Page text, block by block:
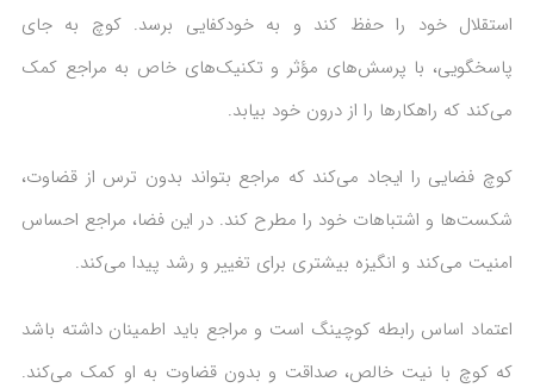
استقلال خود را حفظ کند و به خودکفایی برسد. کوچ به جای
پاسخگویی، با پرسش‌های مؤثر و تکنیک‌های خاص به مراجع کمک
می‌کند که راهکارها را از درون خود بیابد.
کوچ فضایی را ایجاد می‌کند که مراجع بتواند بدون ترس از قضاوت،
شکست‌ها و اشتباهات خود را مطرح کند. در این فضا، مراجع احساس
امنیت می‌کند و انگیزه بیشتری برای تغییر و رشد پیدا می‌کند.
اعتماد اساس رابطه کوچینگ است و مراجع باید اطمینان داشته باشد
که کوچ با نیت خالص، صداقت و بدون قضاوت به او کمک می‌کند.